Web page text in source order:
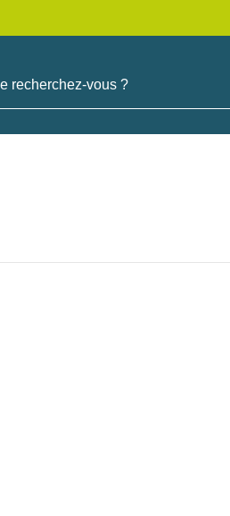
recherchez-vous ?